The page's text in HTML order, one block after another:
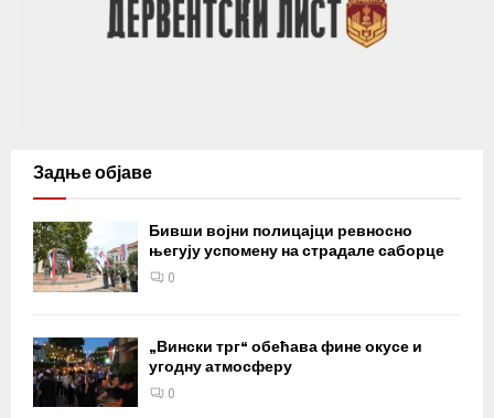
Задње објаве
Бивши војни полицајци ревносно
његују успомену на страдале саборце
0
„Вински трг“ обећава фине окусе и
угодну атмосферу
0